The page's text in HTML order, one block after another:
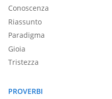
Conoscenza
Riassunto
Paradigma
Gioia
Tristezza
PROVERBI